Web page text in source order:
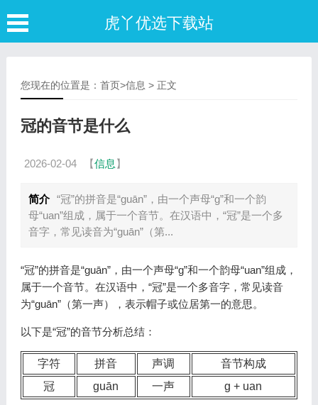
虎丫优选下载站
您现在的位置是： 首页>信息 > 正文
冠的音节是什么
2026-02-04 【信息 】
简介 “冠”的拼音是“guān”，由一个声母“g”和一个韵
母“uan”组成，属于一个音节。在汉语中，“冠”是一个多
音字，常见读音为“guān”（第...
“冠”的拼音是“guān”，由一个声母“g”和一个韵母“uan”组成，
属于一个音节。在汉语中，“冠”是一个多音字，常见读音
为“guān”（第一声），表示帽子或位居第一的意思。
以下是“冠”的音节分析总结：
字符 拼音 声调
音节构成
冠
guān 一声 g + uan